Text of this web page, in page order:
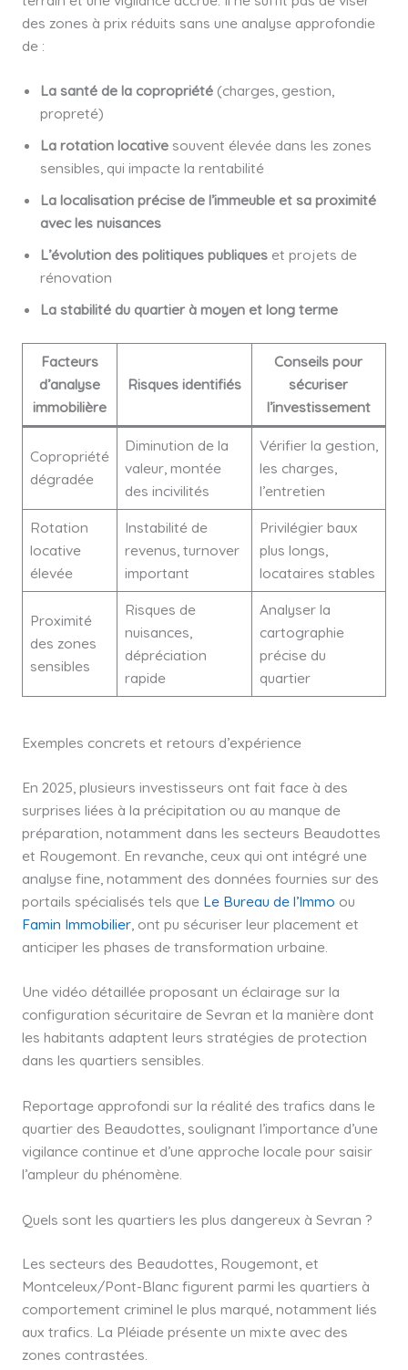
des zones à prix réduits sans une analyse approfondie
de :
La santé de la copropriété(charges, gestion,
propreté)
La rotation locativesouvent élevée dans les zones
sensibles, qui impacte la rentabilité
La localisation précise de l’immeuble et sa proximité
avec les nuisances
L’évolution des politiques publiqueset projets de
rénovation
La stabilité du quartier à moyen et long terme
Facteurs
d’analyse
immobilière
Risques identifiés
Conseils pour
sécuriser
l’investissement
Copropriété
dégradée
Diminution de la
valeur, montée
des incivilités
Vérifier la gestion,
les charges,
l’entretien
Rotation
locative
élevée
Instabilité de
revenus, turnover
important
Privilégier baux
plus longs,
locataires stables
Proximité
des zones
sensibles
Risques de
nuisances,
dépréciation
rapide
Analyser la
cartographie
précise du
quartier
Exemples concrets et retours d’expérience
En 2025, plusieurs investisseurs ont fait face à des
surprises liées à la précipitation ou au manque de
préparation, notamment dans les secteurs Beaudottes
et Rougemont. En revanche, ceux qui ont intégré une
analyse fine, notamment des données fournies sur des
portails spécialisés tels que Le Bureau de l’Immo ou
Famin Immobilier, ont pu sécuriser leur placement et
anticiper les phases de transformation urbaine.
Une vidéo détaillée proposant un éclairage sur la
configuration sécuritaire de Sevran et la manière dont
les habitants adaptent leurs stratégies de protection
dans les quartiers sensibles.
Reportage approfondi sur la réalité des trafics dans le
quartier des Beaudottes, soulignant l’importance d’une
vigilance continue et d’une approche locale pour saisir
l’ampleur du phénomène.
Quels sont les quartiers les plus dangereux à Sevran ?
Les secteurs des Beaudottes, Rougemont, et
Montceleux/Pont-Blanc figurent parmi les quartiers à
comportement criminel le plus marqué, notamment liés
aux trafics. La Pléiade présente un mixte avec des
zones contrastées.